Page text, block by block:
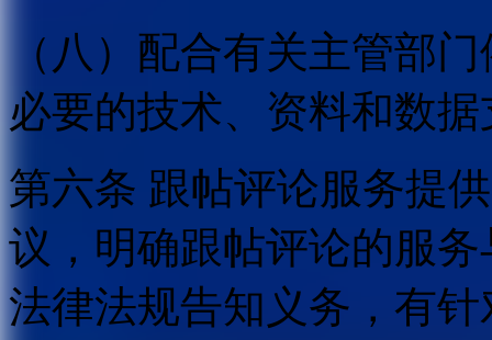
（八）配合有关主管部
必要的技术、资料和数
第六条 跟帖评论服务提
议，明确跟帖评论的服
法律法规告知义务，有